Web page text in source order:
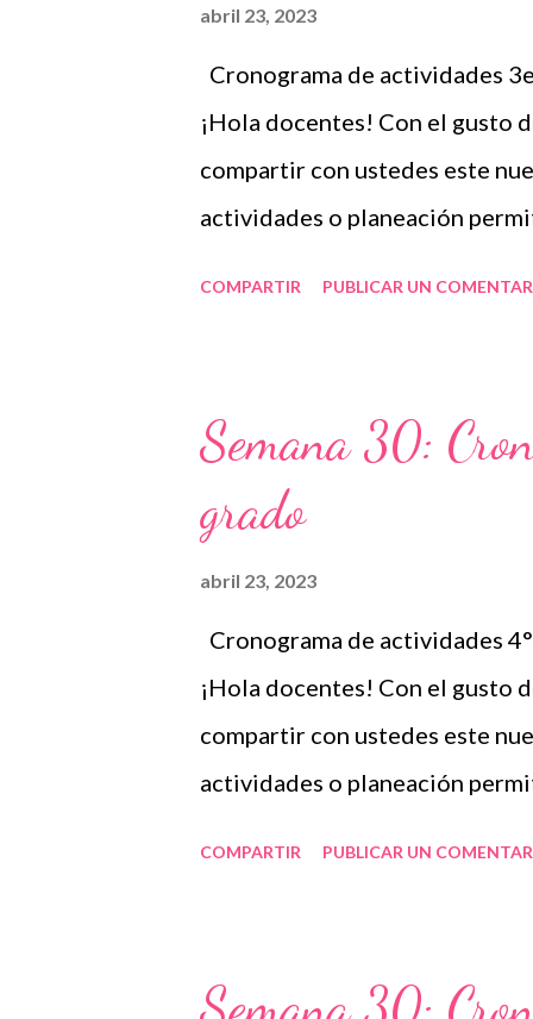
evaluación y actividades por
utilidad de acuerdo al grado
Esperamos que lo que les
a los autores...
abril 23, 2023
Cronograma de actividades
¡Hola docentes! Con el gusto
compartir con ustedes este
actividades o planeación
Educación Pública, el contexto
individual. Por estas razones,
que se divide por asignaturas,
evaluación y actividades por
utilidad de acuerdo al grado
Esperamos que lo que les
a los autore...
COMPARTIR PUBLICAR UN
Semana 30:
grado
abril 23, 2023
Cronograma de actividades
¡Hola docentes! Con el gusto
compartir con ustedes este
actividades o planeación
COMPARTIR PUBLICAR UN